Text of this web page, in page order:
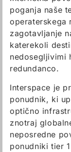
poganja naše
operaterskega
zagotavljanje
katerekoli
nedosegljivimi
redundanco.
Interspace je
ponudnik, ki
optično
znotraj
neposredne
ponudniki tier